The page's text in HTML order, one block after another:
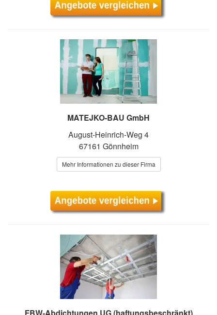
MATEJKO-BAU GmbH
August-Heinrich-Weg 4
67161 Gönnheim
Mehr Informationen zu dieser Firma